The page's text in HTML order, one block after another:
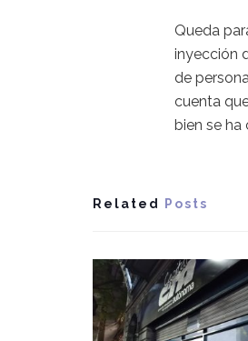
Queda
inyección
de
cuenta
bien se
Related Posts